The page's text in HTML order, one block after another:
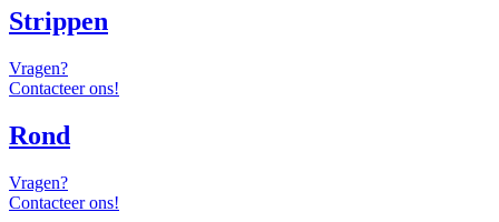
Strippen
Vragen?
Contacteer ons!
Rond
Vragen?
Contacteer ons!